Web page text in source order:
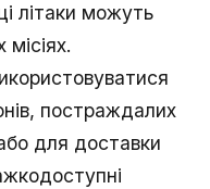
літаки можуть
місіях.
постраждалих
для доставки